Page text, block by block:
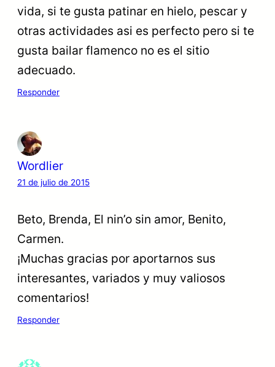
vida, si te gusta patinar en hielo, pescar y
otras actividades asi es perfecto pero si te
gusta bailar flamenco no es el sitio
adecuado.
Responder
Wordlier
21 de julio de 2015
Beto, Brenda, El nin’o sin amor, Benito,
Carmen.
¡Muchas gracias por aportarnos sus
interesantes, variados y muy valiosos
comentarios!
Responder